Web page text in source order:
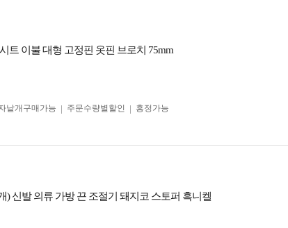
트 이불 대형 고정핀 옷핀 브로치 75mm
낱개구매가능
주문수량별할인 흥정가능
) 신발 의류 가방 끈 조절기 돼지코 스토퍼 흑니켈